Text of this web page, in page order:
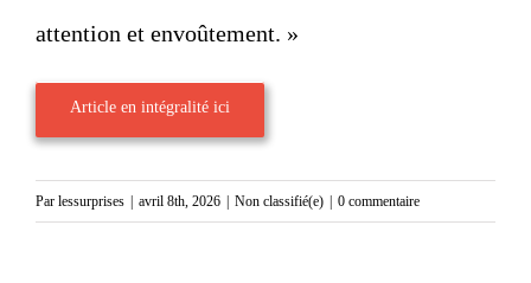
attention et envoûtement. »
Article en intégralité ici
Par lessurprises avril 8th, 2026 Non classifié(e) 0 commentaire